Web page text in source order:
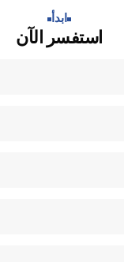
ابدأ​
استفسر الآن